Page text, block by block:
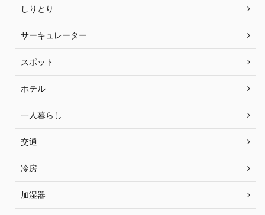
しりとり
サーキュレーター
スポット
ホテル
一人暮らし
交通
冷房
加湿器